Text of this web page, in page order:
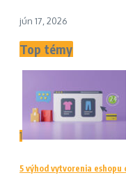
jún 17, 2026
Top témy
1
5 výhod vytvorenia eshopu